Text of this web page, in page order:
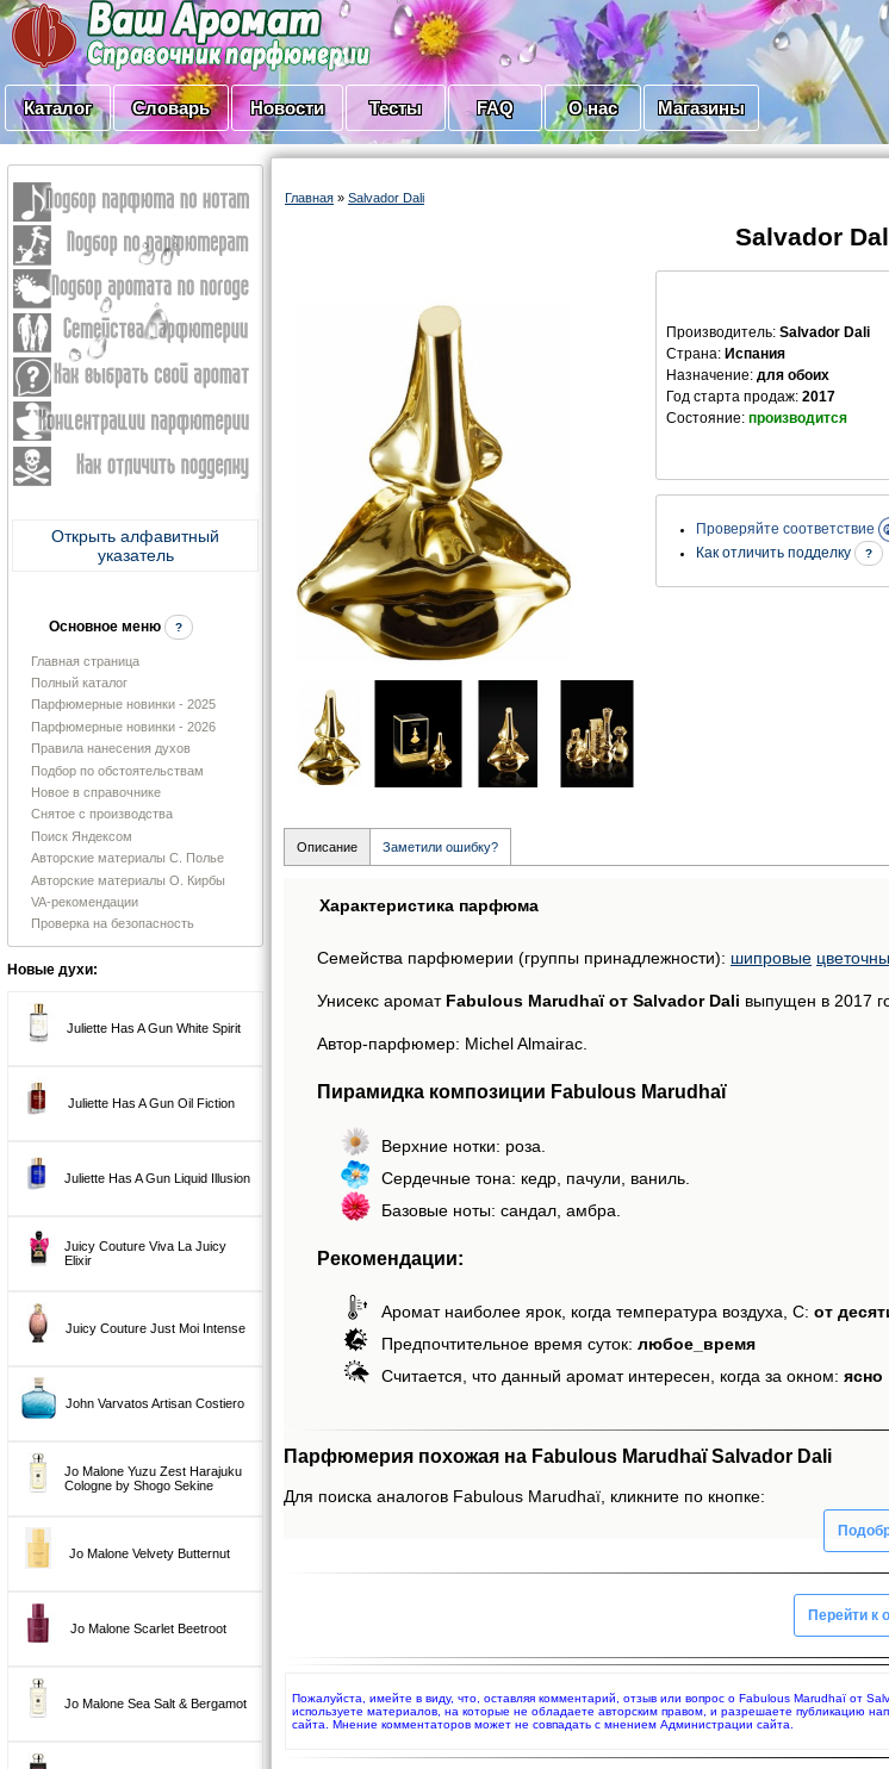
Каталог Словарь Новости Тесты FAQ О нас Магазины
Открыть алфавитный
указатель
Основное меню ?
Главная страница
Полный каталог
Парфюмерные новинки - 2025
Парфюмерные новинки - 2026
Правила нанесения духов
Подбор по обстоятельствам
Новое в справочнике
Снятое с производства
Поиск Яндексом
Авторские материалы С. Полье
Авторские материалы О. Кирбы
VA-рекомендации
Проверка на безопасность
Новые духи:
Juliette Has A Gun White Spirit
Juliette Has A Gun Oil Fiction
Juliette Has A Gun Liquid Illusion
Juicy Couture Viva La Juicy
Elixir
Juicy Couture Just Moi Intense
John Varvatos Artisan Costiero
Jo Malone Yuzu Zest Harajuku
Cologne by Shogo Sekine
Jo Malone Velvety Butternut
Jo Malone Scarlet Beetroot
Jo Malone Sea Salt & Bergamot
Главная » Salvador Dali
Salvador
Производитель: Salvador Dali
Страна: Испания
Назначение: для обоих
Год старта продаж: 2017
Состояние: производится
Проверяйте соответствие
Как отличить подделку
?
Описание Заметили ошибку?
Характеристика парфюма
Семейства парфюмерии (группы принадлежности): шипровые
Унисекс аромат Fabulous Marudhaï от Salvador Dali выпущен в 2017
Автор-парфюмер: Michel Almairac.
Пирамидка композиции Fabulous Marudhaï
Верхние нотки: роза.
Сердечные тона: кедр, пачули, ваниль.
Базовые ноты: сандал, амбра.
Рекомендации:
Аромат наиболее ярок, когда температура воздуха, С: от
Предпочтительное время суток: любое_время
Считается, что данный аромат интересен, когда за окном: ясно
Парфюмерия похожая на Fabulous Marudhaï Salvador Dali
Для поиска аналогов Fabulous Marudhaï, кликните по кнопке:
Перейти к
Пожалуйста, имейте в виду, что, оставляя комментарий, отзыв или вопрос о Fabulous Marudhaï от
используете материалов, на которые не обладаете авторским правом, и разрешаете публикацию
сайта. Мнение комментаторов может не совпадать с мнением Администрации сайта.